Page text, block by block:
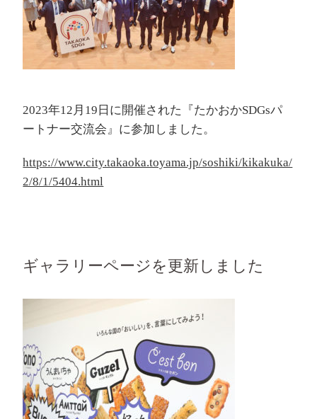
2023年12月19日に開催された『たかおかSDGsパ
ートナー交流会』に参加しました。
https://www.city.takaoka.toyama.jp/soshiki/kikakuka/
2/8/1/5404.html
ギャラリーページを更新しました